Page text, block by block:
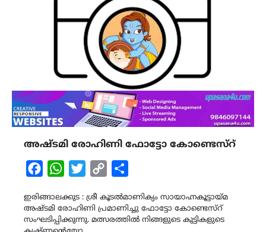
അഷ്ടമി രോഹിണി ഫോട്ടോ കോണ്ടെസ്റ്
FacebookWhatsAppTwitterCopy
ഇരിങ്ങാലക്കുട : ശ്രീ കൂടൽമാണിക്യം സായാഹ്നകൂട്ടായ്മ
അഷ്ടമി രോഹിണി പ്രമാണിച്ചു ഫോട്ടോ കോണ്ടെസ്റ്
സംഘടിപ്പിക്കുന്നു. മത്സരത്തിൽ നിങ്ങളുടെ കുട്ടികളുടെ